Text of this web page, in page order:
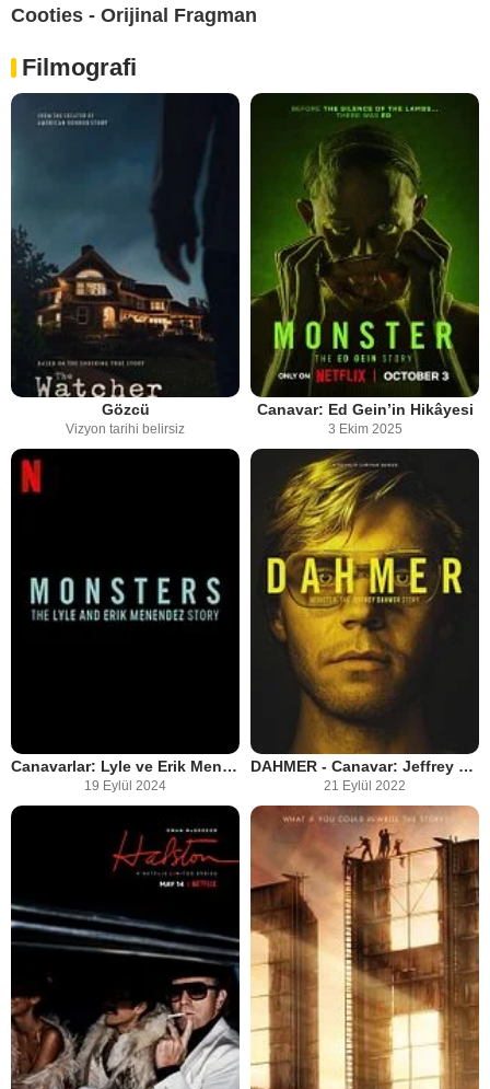
Cooties - Orijinal Fragman
Filmografi
Gözcü
Vizyon tarihi belirsiz
Canavar: Ed Gein’in Hikâyesi
3 Ekim 2025
Canavarlar: Lyle ve Erik Menendez'in Hikâyesi
19 Eylül 2024
DAHMER - Canavar: Jeffrey Dahmer’ın Hikâyesi
21 Eylül 2022